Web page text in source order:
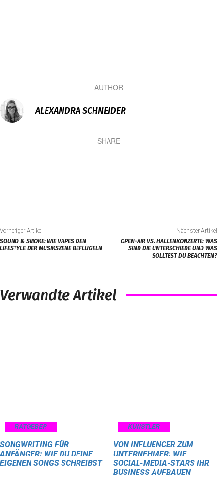
AUTHOR
ALEXANDRA SCHNEIDER
SHARE
Vorheriger Artikel
SOUND & SMOKE: WIE VAPES DEN
LIFESTYLE DER MUSIKSZENE BEFLÜGELN
Nächster Artikel
OPEN-AIR VS. HALLENKONZERTE: WAS
SIND DIE UNTERSCHIEDE UND WAS
SOLLTEST DU BEACHTEN?
Verwandte Artikel
RATGEBER
SONGWRITING FÜR
ANFÄNGER: WIE DU DEINE
EIGENEN SONGS SCHREIBST
KÜNSTLER
VON INFLUENCER ZUM
UNTERNEHMER: WIE
SOCIAL-MEDIA-STARS IHR
BUSINESS AUFBAUEN